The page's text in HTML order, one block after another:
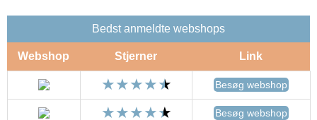
Bedst anmeldte webshops
Webshop Stjerner Link
Besøg webshop
Besøg webshop